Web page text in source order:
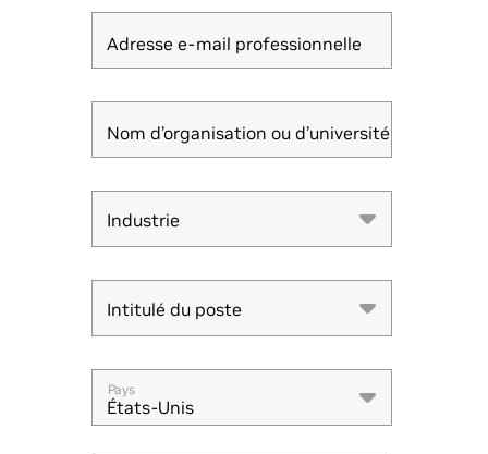
Adresse e-mail professionnelle
Nom d’organisation ou d’université
Industrie
Industrie
Intitulé du poste
Intitulé du poste
Pays
États-Unis